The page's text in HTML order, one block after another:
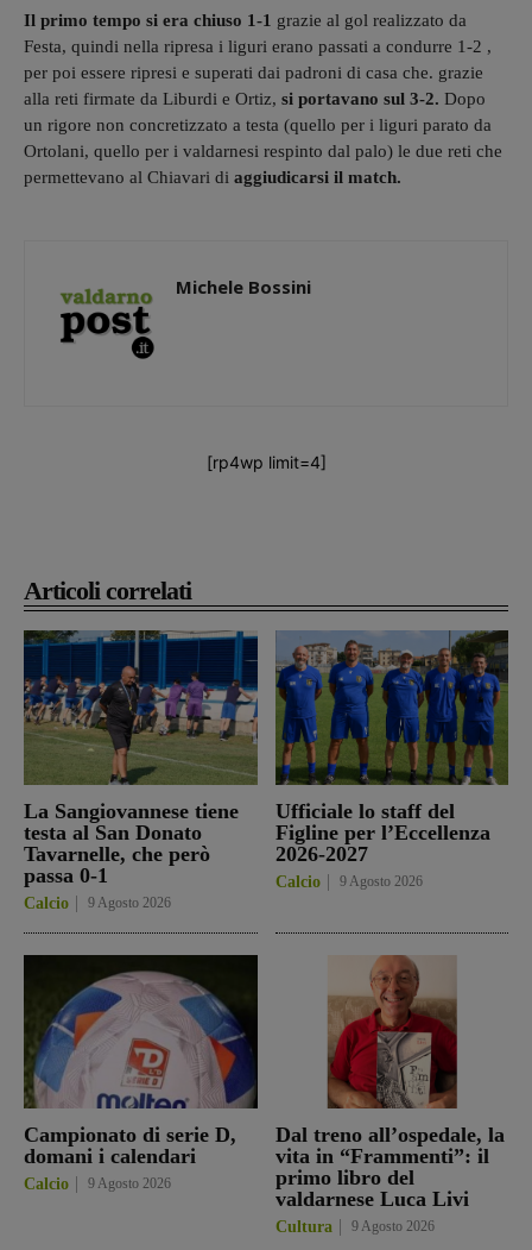
Articoli correlati
La Sangiovannese tiene
testa al San Donato
Tavarnelle, che però
passa 0-1
Calcio 9 Agosto 2026
Ufficiale lo staff del
Figline per l’Eccellenza
2026-2027
Calcio 9 Agosto 2026
Campionato di serie D,
domani i calendari
Calcio 9 Agosto 2026
Dal treno all’ospedale, la
vita in “Frammenti”: il
primo libro del
valdarnese Luca Livi
Cultura 9 Agosto 2026
Il primo tempo si era chiuso 1-1 grazie al gol realizzato da
Festa, quindi nella ripresa i liguri erano passati a condurre 1-2 ,
per poi essere ripresi e superati dai padroni di casa che. grazie
alla reti firmate da Liburdi e Ortiz, si portavano sul 3-2. Dopo
un rigore non concretizzato a testa (quello per i liguri parato da
Ortolani, quello per i valdarnesi respinto dal palo) le due reti che
permettevano al Chiavari di aggiudicarsi il match.
Michele Bossini
[rp4wp limit=4]